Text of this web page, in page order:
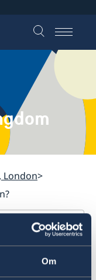
Om
London
Swedish